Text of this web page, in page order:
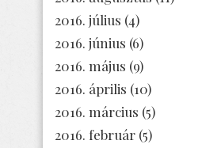
2016. július (4)
2016. június (6)
2016. május (9)
2016. április (10)
2016. március (5)
2016. február (5)